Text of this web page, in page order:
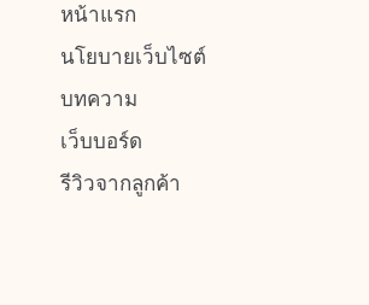
หน้าแรก
นโยบายเว็บไซต์
บทความ
เว็บบอร์ด
รีวิวจากลูกค้า